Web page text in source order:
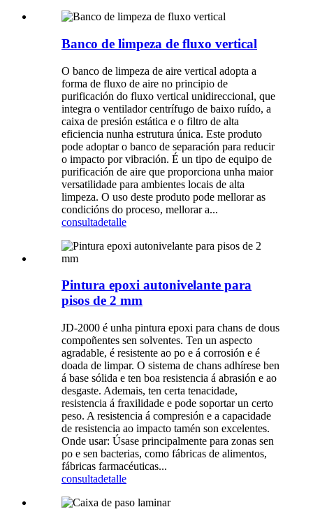
Banco de limpeza de fluxo vertical
O banco de limpeza de aire vertical adopta a
forma de fluxo de aire no principio de
purificación do fluxo vertical unidireccional, que
integra o ventilador centrífugo de baixo ruído, a
caixa de presión estática e o filtro de alta
eficiencia nunha estrutura única. Este produto
pode adoptar o banco de separación para reducir
o impacto por vibración. É un tipo de equipo de
purificación de aire que proporciona unha maior
versatilidade para ambientes locais de alta
limpeza. O uso deste produto pode mellorar as
condicións do proceso, mellorar a...
consultadetalle
Pintura epoxi autonivelante para
pisos de 2 mm
JD-2000 é unha pintura epoxi para chans de dous
compoñentes sen solventes. Ten un aspecto
agradable, é resistente ao po e á corrosión e é
doada de limpar. O sistema de chans adhírese ben
á base sólida e ten boa resistencia á abrasión e ao
desgaste. Ademais, ten certa tenacidade,
resistencia á fraxilidade e pode soportar un certo
peso. A resistencia á compresión e a capacidade
de resistencia ao impacto tamén son excelentes.
Onde usar: Úsase principalmente para zonas sen
po e sen bacterias, como fábricas de alimentos,
fábricas farmacéuticas...
consultadetalle